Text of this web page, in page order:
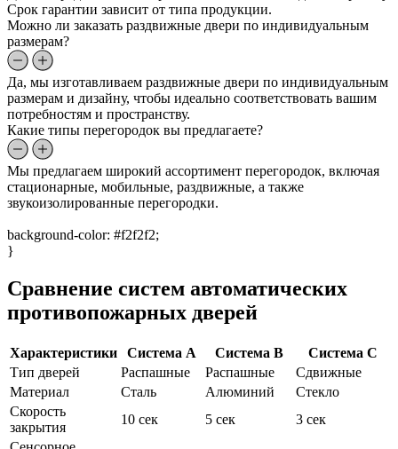
Срок гарантии зависит от типа продукции.
Можно ли заказать раздвижные двери по индивидуальным
размерам?
Да, мы изготавливаем раздвижные двери по индивидуальным
размерам и дизайну, чтобы идеально соответствовать вашим
потребностям и пространству.
Какие типы перегородок вы предлагаете?
Мы предлагаем широкий ассортимент перегородок, включая
стационарные, мобильные, раздвижные, а также
звукоизолированные перегородки.
background-color: #f2f2f2;
}
Сравнение систем автоматических
противопожарных дверей
Характеристики Система A Система B
Система C
Тип дверей
Распашные Распашные
Сдвижные
Материал
Сталь Алюминий
Стекло
Скорость
закрытия
10 сек 5 сек
3 сек